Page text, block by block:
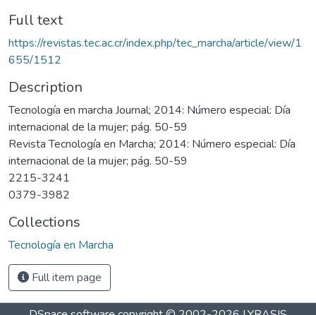
Full text
https://revistas.tec.ac.cr/index.php/tec_marcha/article/view/1
655/1512
Description
Tecnología en marcha Journal; 2014: Número especial: Día
internacional de la mujer; pág. 50-59
Revista Tecnología en Marcha; 2014: Número especial: Día
internacional de la mujer; pág. 50-59
2215-3241
0379-3982
Collections
Tecnología en Marcha
Full item page